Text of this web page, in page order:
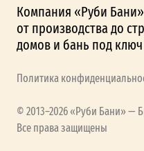
Компания «Руби
от производства до
домов и бань под ключ
Политика
© 2013–2026 «Руби Бани» —
Все права защищены